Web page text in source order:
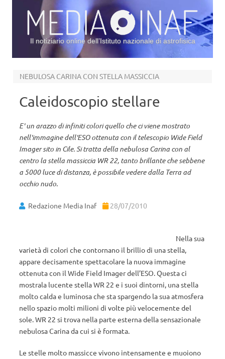
Il notiziario online dell’Istituto nazionale di astrofisica
NEBULOSA CARINA CON STELLA MASSICCIA
Caleidoscopio stellare
E' un arazzo di infiniti colori quello che ci viene mostrato
nell'immagine dell'ESO ottenuta con il telescopio Wide Field
Imager sito in Cile. Si tratta della nebulosa Carina con al
centro la stella massiccia WR 22, tanto brillante che sebbene
a 5000 luce di distanza, è possibile vedere dalla Terra ad
occhio nudo.
Redazione Media Inaf 28/07/2010
Nella sua
varietà di colori che contornano il brillio di una stella,
appare decisamente spettacolare la nuova immagine
ottenuta con il Wide Field Imager dell’ESO. Questa ci
mostrala lucente stella WR 22 e i suoi dintorni, una stella
molto calda e luminosa che sta spargendo la sua atmosfera
nello spazio molti milioni di volte più velocemente del
sole. WR 22 si trova nella parte esterna della sensazionale
nebulosa Carina da cui si è formata.
Le stelle molto massicce vivono intensamente e muoiono